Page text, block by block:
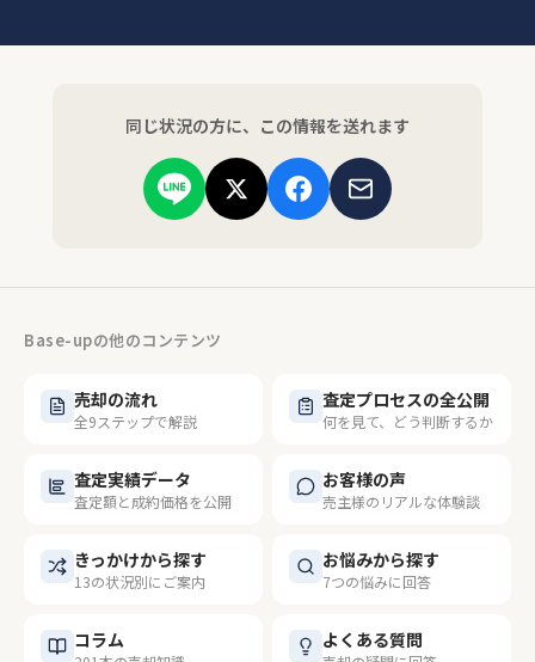
同じ状況の方に、この情報を送れます
Base-upの他のコンテンツ
売却の流れ
全9ステップで解説
査定プロセスの全公開
何を見て、どう判断するか
査定実績データ
査定額と成約価格を公開
お客様の声
売主様のリアルな体験談
きっかけから探す
13の状況別にご案内
お悩みから探す
7つの悩みに回答
コラム よくある質問